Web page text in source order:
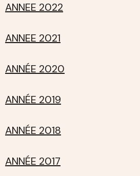
ANNEE 2022
ANNEE 2021
ANNÉE 2020
ANNÉE 2019
ANNÉE 2018
ANNÉE 2017